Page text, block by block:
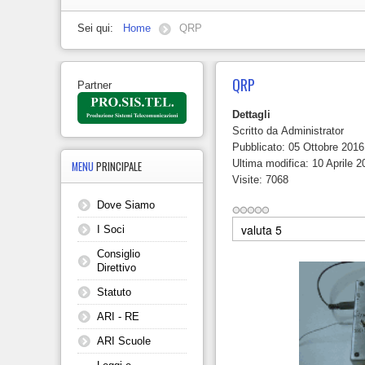
Sei qui: Home QRP
QRP
Dettagli
Scritto daAdministrator
Pubblicato: 05 Ottobre 2016
Ultima modifica: 10 Aprile
Visite: 7068
Valuta
Partner
MENUPRINCIPALE
Dove Siamo
I Soci
Consiglio
Direttivo
Statuto
ARI - RE
ARI Scuole